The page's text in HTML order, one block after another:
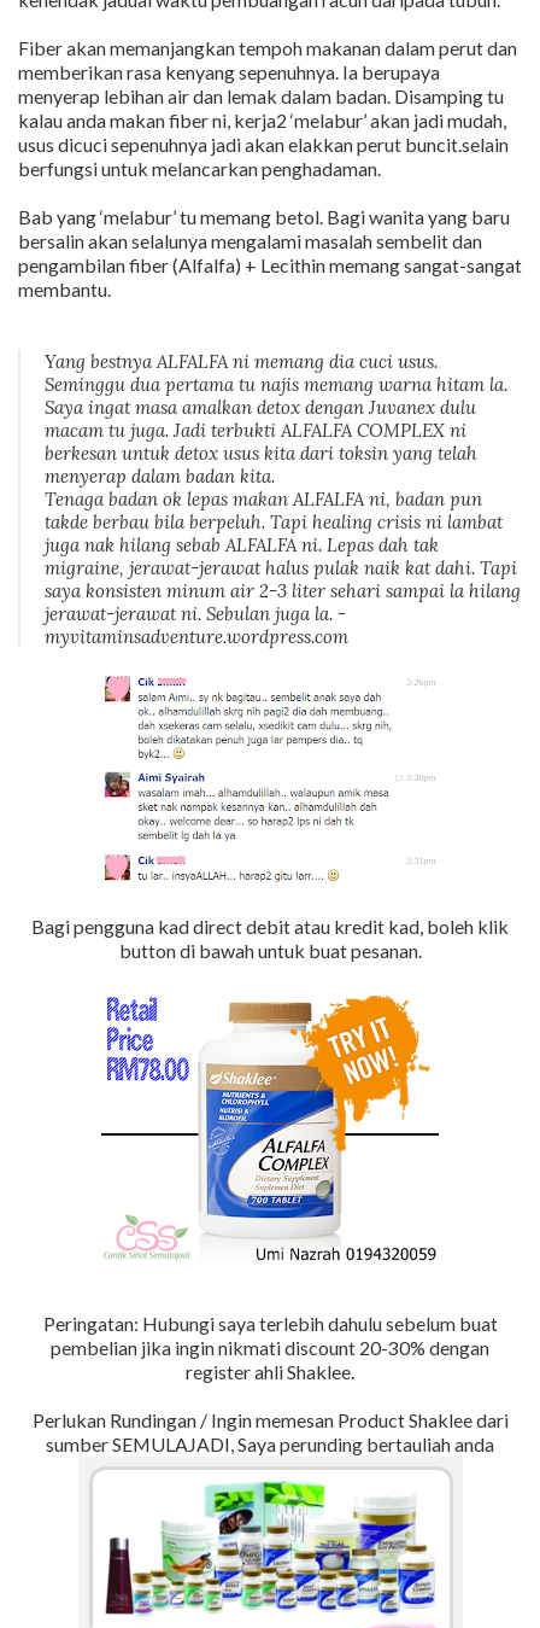
Fiber akan memanjangkan tempoh makanan dalam perut dan
memberikan rasa kenyang sepenuhnya. Ia berupaya
menyerap lebihan air dan lemak dalam badan. Disamping tu
kalau anda makan fiber ni, kerja2 ‘melabur’ akan jadi mudah,
usus dicuci sepenuhnya jadi akan elakkan perut buncit.selain
berfungsi untuk melancarkan penghadaman.
Bab yang ‘melabur’ tu memang betol. Bagi wanita yang baru
bersalin akan selalunya mengalami masalah sembelit dan
pengambilan fiber (Alfalfa) + Lecithin memang sangat-sangat
membantu.
Yang bestnya ALFALFA ni memang dia cuci usus.
Seminggu dua pertama tu najis memang warna hitam la.
Saya ingat masa amalkan detox dengan Juvanex dulu
macam tu juga. Jadi terbukti ALFALFA COMPLEX ni
berkesan untuk detox usus kita dari toksin yang telah
menyerap dalam badan kita.
Tenaga badan ok lepas makan ALFALFA ni, badan pun
takde berbau bila berpeluh. Tapi healing crisis ni lambat
juga nak hilang sebab ALFALFA ni. Lepas dah tak
migraine, jerawat-jerawat halus pulak naik kat dahi. Tapi
saya konsisten minum air 2-3 liter sehari sampai la hilang
jerawat-jerawat ni. Sebulan juga la. -
myvitaminsadventure.wordpress.com
Bagi pengguna kad direct debit atau kredit kad, boleh klik
button di bawah untuk buat pesanan.
Peringatan: Hubungi saya terlebih dahulu sebelum buat
pembelian jika ingin nikmati discount 20-30% dengan
register ahli Shaklee.
Perlukan Rundingan / Ingin memesan Product Shaklee dari
sumber SEMULAJADI, Saya perunding bertauliah anda